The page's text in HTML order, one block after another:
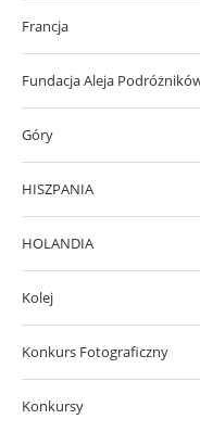
Francja
Fundacja Aleja
Góry
HISZPANIA
HOLANDIA
Kolej
Konkurs Fotograficzny
Konkursy